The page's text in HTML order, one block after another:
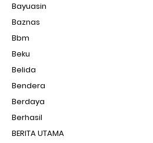
Bayuasin
Baznas
Bbm
Beku
Belida
Bendera
Berdaya
Berhasil
BERITA UTAMA